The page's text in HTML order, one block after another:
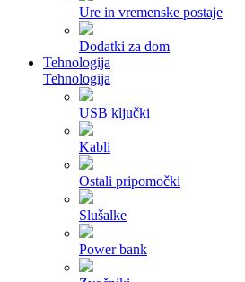
Ure in vremenske postaje
Dodatki za dom
Tehnologija
Tehnologija
USB ključki
Kabli
Ostali pripomočki
Slušalke
Power bank